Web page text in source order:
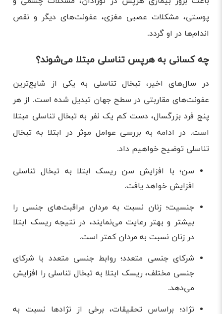
پوستی، مشکلات عصبی مغزی، عفونت‌های دیگر و نقص
اندام‌ها در او گردد.
چه کسانی به هرپس تناسلی مبتلا می‌شوند؟
در سال‌های اخیر، تبخال تناسلی به یکی از شایع‌ترین
عفونت‌های مقاربتی در سطح جهان تبدیل شده است. از هر
پنج فرد بزرگسال، دست کم یک نفر به تبخال تناسلی مبتلا
است. در ادامه به بررسی عوامل موثر در ابتلا به تبخال
تناسلی توضیح خواهیم داد.
سن؛ با افزایش سن ریسک ابتلا به تبخال تناسلی
افزایش خواهد یافت.
جنسیت؛ زنان نسبت به مردان مراقبت‌های جنسی را
بیشتر و بهتر رعایت می‌نمایند، در نتیجه ریسک ابتلا
در زنان نسبت به مردان کمتر است.
شرکای جنسی متعدد؛ روابط جنسی متعدد با شرکای
جنسی مختلف، ریسک ابتلا به تبخال تناسلی را افزایش
می‌دهد.
نژاد؛ براساس تحقیقات، برخی از نژادها نسبت به